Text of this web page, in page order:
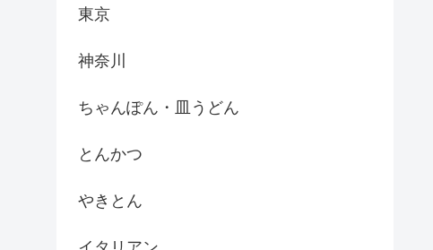
東京
神奈川
ちゃんぽん・皿うどん
とんかつ
やきとん